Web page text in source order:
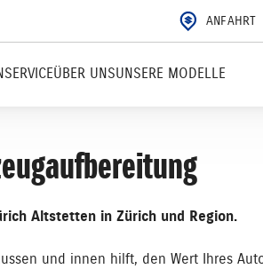
ANFAHRT
SERVICEÜBER UNSUNSERE MODELLE
Altstetten in Zürich und Region.
und innen hilft, den Wert Ihres